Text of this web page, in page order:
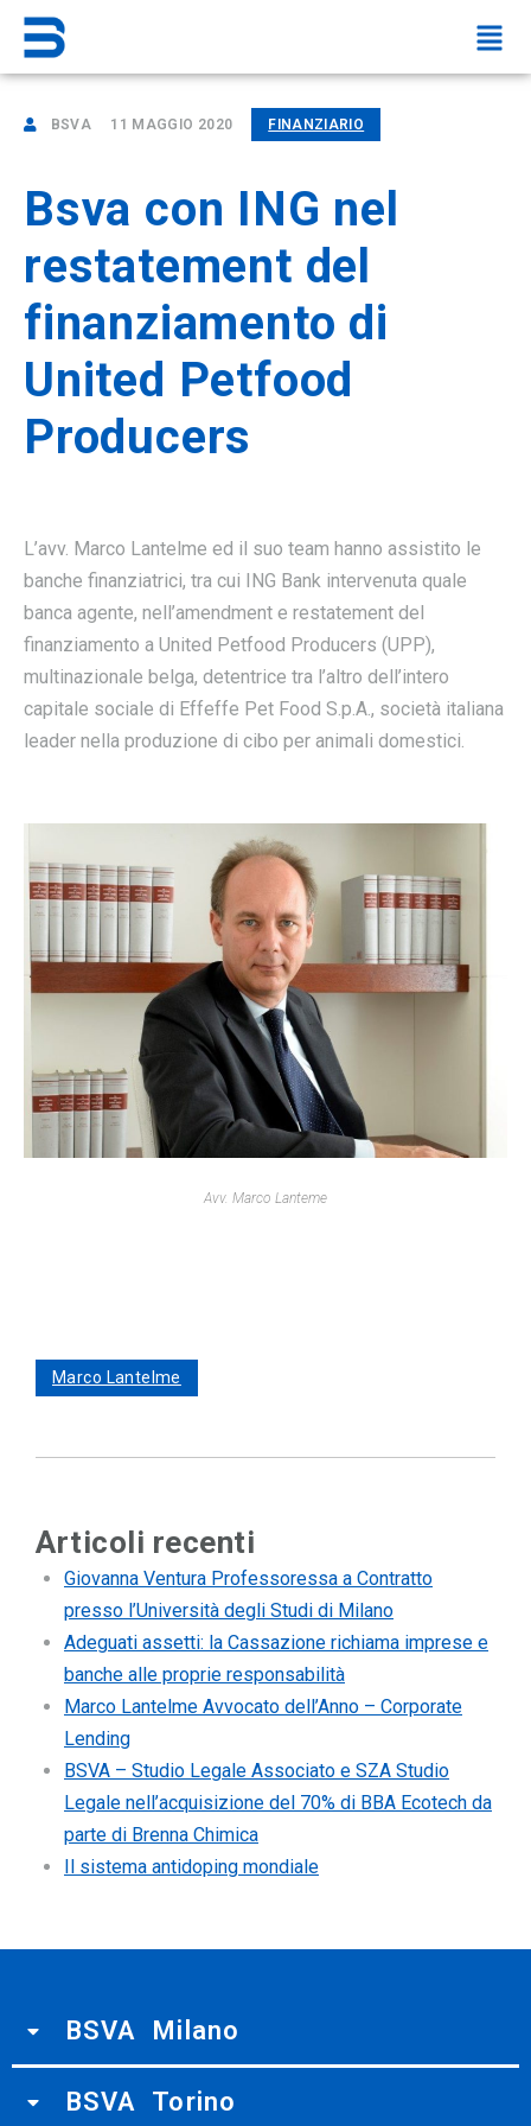
BSVA 11 MAGGIO 2020 FINANZIARIO
Bsva con ING nel
restatement del
finanziamento di
United Petfood
Producers
L’avv. Marco Lantelme ed il suo team hanno assistito le
banche finanziatrici, tra cui ING Bank intervenuta quale
banca agente, nell’amendment e restatement del
finanziamento a United Petfood Producers (UPP),
multinazionale belga, detentrice tra l’altro dell’intero
capitale sociale di Effeffe Pet Food S.p.A., società italiana
leader nella produzione di cibo per animali domestici.
Avv. Marco Lanteme
Marco Lantelme
Articoli recenti
Giovanna Ventura Professoressa a Contratto
presso l’Università degli Studi di Milano
Adeguati assetti: la Cassazione richiama imprese e
banche alle proprie responsabilità
Marco Lantelme Avvocato dell’Anno – Corporate
Lending
BSVA – Studio Legale Associato e SZA Studio
Legale nell’acquisizione del 70% di BBA Ecotech da
parte di Brenna Chimica
Il sistema antidoping mondiale
BSVA Milano
BSVA Torino